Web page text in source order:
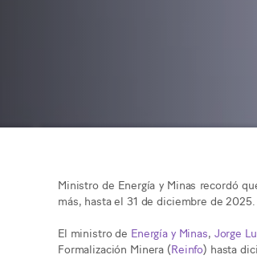
Ministro de Energía y Minas recordó
más, hasta el 31 de diciembre de 2025.
El ministro de Energía y Minas, Jorge
Formalización Minera (Reinfo) hasta